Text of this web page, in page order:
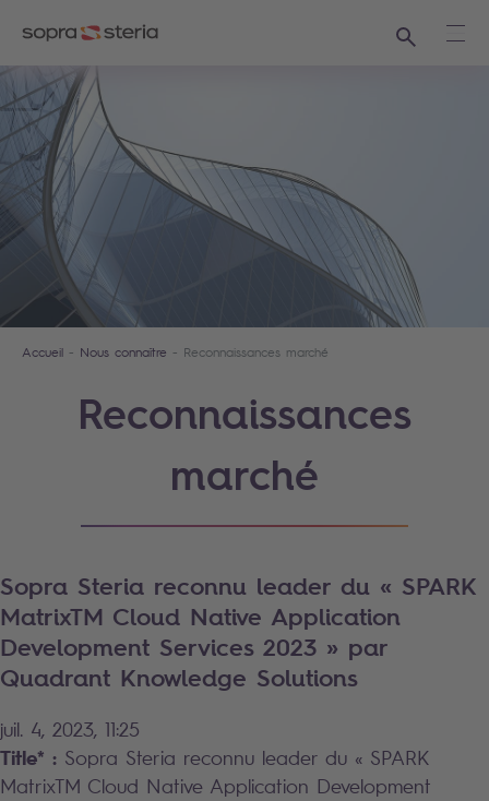
Recherche
Accueil Nous connaître Reconnaissances marché
Reconnaissances
marché
Sopra Steria reconnu leader du « SPARK
MatrixTM Cloud Native Application
Development Services 2023 » par
Quadrant Knowledge Solutions
juil. 4, 2023, 11:25
Title* : Sopra Steria reconnu leader du « SPARK
MatrixTM Cloud Native Application Development